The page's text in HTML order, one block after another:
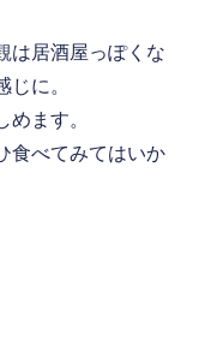
は居酒屋っぽくな
に。
ます。
食べてみてはいか